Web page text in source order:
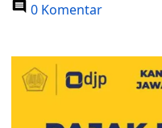
0 Komentar